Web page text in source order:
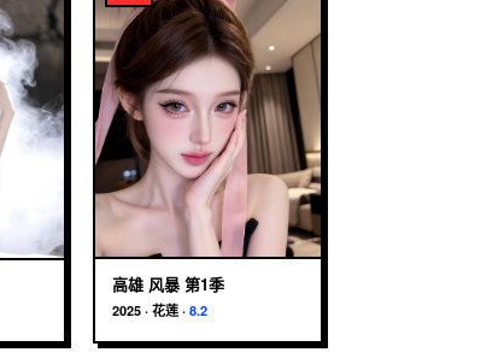
高雄 风暴 第1季
2025· 花莲· 8.2